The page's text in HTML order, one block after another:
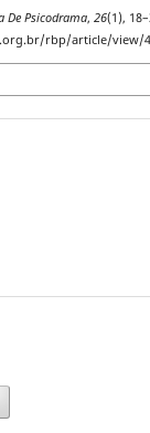
De Psicodrama, 26(1),
rbp/article/view/